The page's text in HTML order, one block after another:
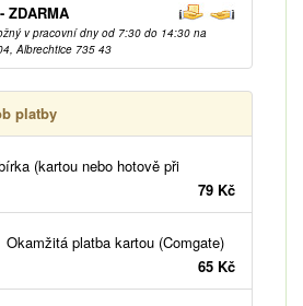
ZDARMA
v pracovní dny od 7:30 do 14:30 na
Albrechtice 735 43
platby
(kartou nebo hotově při
79 Kč
Okamžitá platba kartou (Comgate)
65 Kč